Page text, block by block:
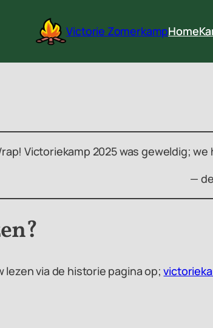
Victorie ZomerkampHome
Victoriekamp 2025 was geweldig;
—
lezen via de historie pagina op;